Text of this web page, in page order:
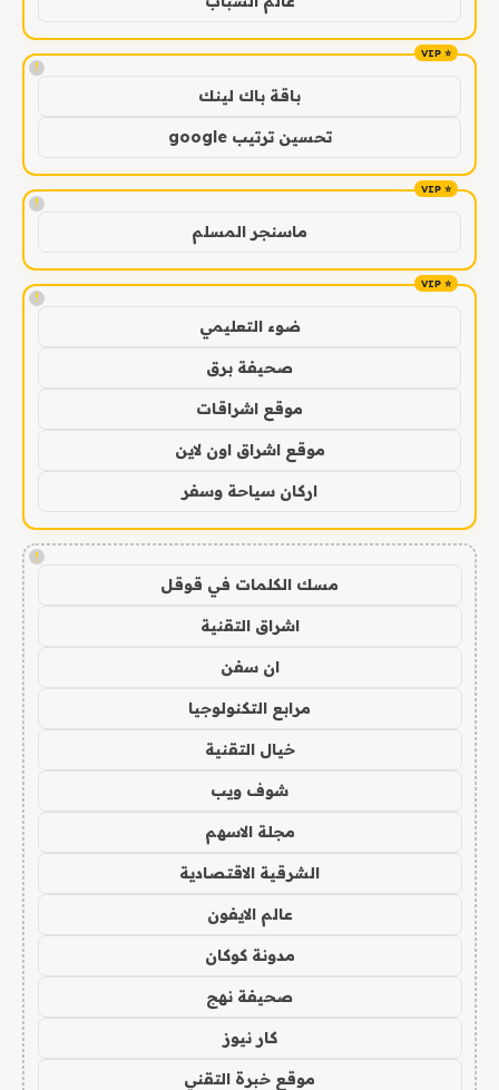
!
باقة باك لينك
تحسين ترتيب google
!
ماسنجر المسلم
!
ضوء التعليمي
صحيفة برق
موقع اشراقات
موقع اشراق اون لاين
اركان سياحة وسفر
!
مسك الكلمات في قوقل
اشراق التقنية
ان سفن
مرابع التكنولوجيا
خيال التقنية
شوف ويب
مجلة الاسهم
الشرقية الاقتصادية
عالم الايفون
مدونة كوكان
صحيفة نهج
كار نيوز
موقع خبرة التقني